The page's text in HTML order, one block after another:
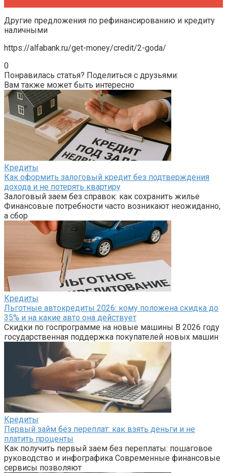
Другие предложения по рефинансированию и кредиту
наличными
https://alfabank.ru/get-money/credit/2-goda/
0
Понравилась статья? Поделиться с друзьями:
Вам также может быть интересно
Кредиты
Как оформить залоговый кредит без подтверждения
дохода и не потерять квартиру
Залоговый заем без справок: как сохранить жилье
Финансовые потребности часто возникают неожиданно,
а сбор
Кредиты
Льготные автокредиты 2026: кому положена скидка до
35% и на какие авто она действует
Скидки по госпрограмме на новые машины В 2026 году
государственная поддержка покупателей новых машин
Кредиты
Первый займ без переплат: как взять деньги и не
платить проценты
Как получить первый заем без переплаты: пошаговое
руководство и инфографика Современные финансовые
сервисы позволяют